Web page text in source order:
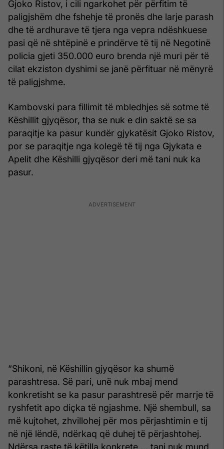
Gjoko Ristov, i cili ngarkohet për përfitim të
paligjshëm dhe fshehje të pronës dhe larje parash
dhe të ardhurave të tjera nga vepra ndëshkuese
pasi që në shtëpinë e prindërve të tij në Negotinë
policia gjeti 350.000 euro brenda një muri për të
cilat ekziston dyshimi se janë përfituar në mënyrë
të paligjshme.
Kambovski para fillimit të mbledhjes së sotme të
Këshillit gjyqësor, tha se nuk e din saktë se sa
paraqitje ka pasur kundër gjykatësit Gjoko Ristov,
por se paraqitje nga kolegë të tij nga Gjykata e
Apelit dhe Këshilli gjyqësor deri më tani nuk ka
pasur.
“Shikoni, në Këshillin gjyqësor ka shumë
parashtresa. Së pari, unë nuk mbaj mend
konkretisht se ka pasur parashtresë për marrje të
ryshfetit apo diçka të ngjashme. Një shembull, sa
më kujtohet, zhvillohej për mos përjashtimin e tij
në një lëndë, ndërkaq që duhej të përjashtohej.
Ndërsa raste të këtilla konkrete … tani nuk mund